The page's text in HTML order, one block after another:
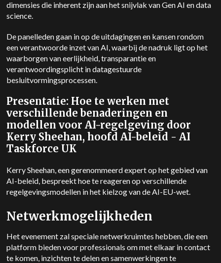
dimensies die inherent zijn aan het snijvlak van Gen AI en data
science.
De panelleden gaan in op de uitdagingen en kansen rondom
een verantwoorde inzet van AI, waarbij de nadruk ligt op het
waarborgen van eerlijkheid, transparantie en
verantwoordingsplicht in datagestuurde
besluitvormingsprocessen.
Presentatie: Hoe te werken met
verschillende benaderingen en
modellen voor AI-regelgeving door
Kerry Sheehan, hoofd AI-beleid - AI
Taskforce UK
Kerry Sheehan, een gerenommeerd expert op het gebied van
AI-beleid, bespreekt hoe te reageren op verschillende
regelgevingsmodellen in het kielzog van de AI-EU-wet.
Netwerkmogelijkheden
Het evenement zal speciale netwerkruimtes hebben, die een
platform bieden voor professionals om met elkaar in contact
te komen, inzichten te delen en samenwerkingen te